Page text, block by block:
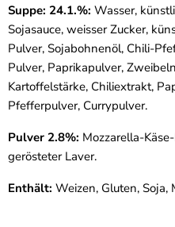
Suppe: 24.1.%: Wasser,
Sojasauce, weisser Zucker,
Pulver, Sojabohnenöl, Chili-
Pulver, Paprikapulver,
Kartoffelstärke, Chiliextrakt,
Pfefferpulver, Currypulver.
Pulver 2.8%: Mozzarella-
gerösteter Laver.
Enthält: Weizen, Gluten, Soja,